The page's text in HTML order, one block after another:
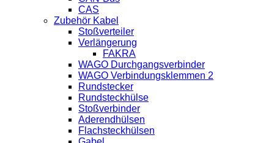
CAS
Zubehör Kabel
Stoßverteiler
Verlängerung
FAKRA
WAGO Durchgangsverbinder
WAGO Verbindungsklemmen 2
Rundstecker
Rundsteckhülse
Stoßverbinder
Aderendhülsen
Flachsteckhülsen